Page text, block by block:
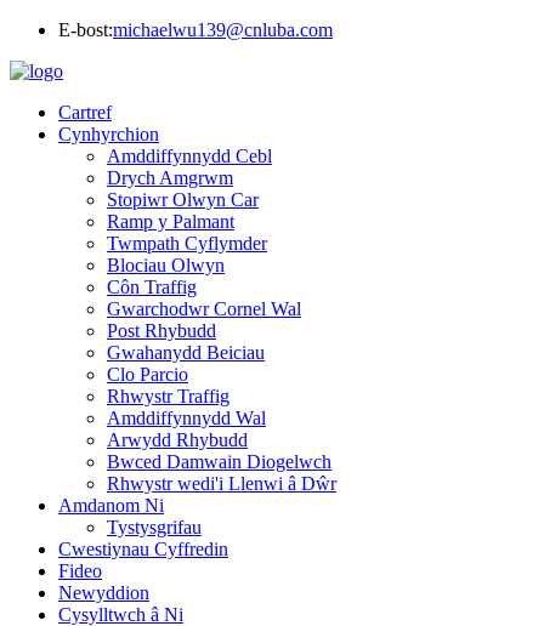
E-bost:michaelwu139@cnluba.com
Cartref
Cynhyrchion
Amddiffynnydd Cebl
Drych Amgrwm
Stopiwr Olwyn Car
Ramp y Palmant
Twmpath Cyflymder
Blociau Olwyn
Côn Traffig
Gwarchodwr Cornel Wal
Post Rhybudd
Gwahanydd Beiciau
Clo Parcio
Rhwystr Traffig
Amddiffynnydd Wal
Arwydd Rhybudd
Bwced Damwain Diogelwch
Rhwystr wedi'i Llenwi â Dŵr
Amdanom Ni
Tystysgrifau
Cwestiynau Cyffredin
Fideo
Newyddion
Cysylltwch â Ni